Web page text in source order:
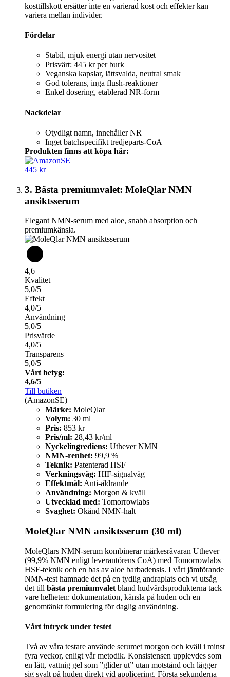
kosttillskott ersätter inte en varierad kost och effekter kan
variera mellan individer.
Fördelar
Stabil, mjuk energi utan nervositet
Prisvärt: 445 kr per burk
Veganska kapslar, lättsvalda, neutral smak
God tolerans, inga flush-reaktioner
Enkel dosering, etablerad NR-form
Nackdelar
Otydligt namn, innehåller NR
Inget batchspecifikt tredjeparts-CoA
Produkten finns att köpa här:
445 kr
3. Bästa premiumvalet: MoleQlar NMN
ansiktsserum
Elegant NMN-serum med aloe, snabb absorption och
premiumkänsla.
4,6
Kvalitet
5,0/5
Effekt
4,0/5
Användning
5,0/5
Prisvärde
4,0/5
Transparens
5,0/5
Vårt betyg:
4,6/5
Till butiken
(AmazonSE)
Märke: MoleQlar
Volym: 30 ml
Pris: 853 kr
Pris/ml: 28,43 kr/ml
Nyckelingrediens: Uthever NMN
NMN-renhet: 99,9 %
Teknik: Patenterad HSF
Verkningsväg: HIF-signalväg
Effektmål: Anti-åldrande
Användning: Morgon & kväll
Utvecklad med: Tomorrowlabs
Svaghet: Okänd NMN-halt
MoleQlar NMN ansiktsserum (30 ml)
MoleQlars NMN-serum kombinerar märkesråvaran Uthever
(99,9% NMN enligt leverantörens CoA) med Tomorrowlabs
HSF-teknik och en bas av aloe barbadensis. I vårt jämförande
NMN-test hamnade det på en tydlig andraplats och vi utsåg
det till bästa premiumvalet bland hudvårdsprodukterna tack
vare helheten: dokumentation, känsla på huden och en
genomtänkt formulering för daglig användning.
Vårt intryck under testet
Två av våra testare använde serumet morgon och kväll i minst
fyra veckor, enligt vår metodik. Konsistensen upplevdes som
en lätt, vattnig gel som ”glider ut” utan motstånd och lägger
sig svalt på huden direkt vid applicering. Första sekunderna